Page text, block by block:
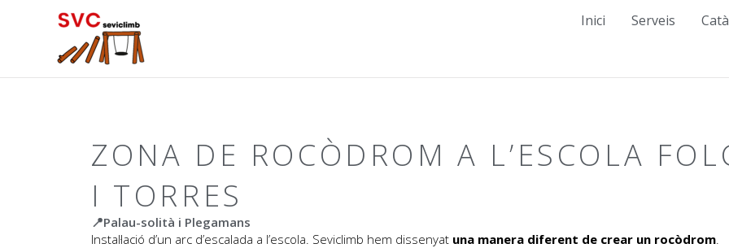
Inici Serveis
ZONA DE ROCÒDROM A L’ESCOLA
I TORRES
📍Palau-solità i Plegamans
Instal·lació d’un arc d’escalada a l’escola. Seviclimb hem dissenyat una manera diferent de crear un rocòdrom.